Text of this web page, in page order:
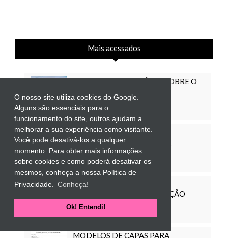
O nosso site utiliza cookies do Google.
Alguns são essenciais para o
funcionamento do site, outros ajudam a
melhorar a sua experiência como visitante.
Você pode desativá-los a qualquer
momento. Para obter mais informações
sobre cookies e como poderá desativar os
mesmos, conheça a nossa Política de
Privacidade.
Conheça!
Ok! Entendi!
Mais acessados
MODELO DE RELATÓRIO SOBRE O
MODELO DE RELATÓRIO
INDIVIDUAL DO ALUNO NA
EDUCAÇÃO INFANTIL
CONTEÚDOS A SEREM
TRABALHADOS NA EDUCAÇÃO
INFANTIL
MODELOS DE CAPAS PARA